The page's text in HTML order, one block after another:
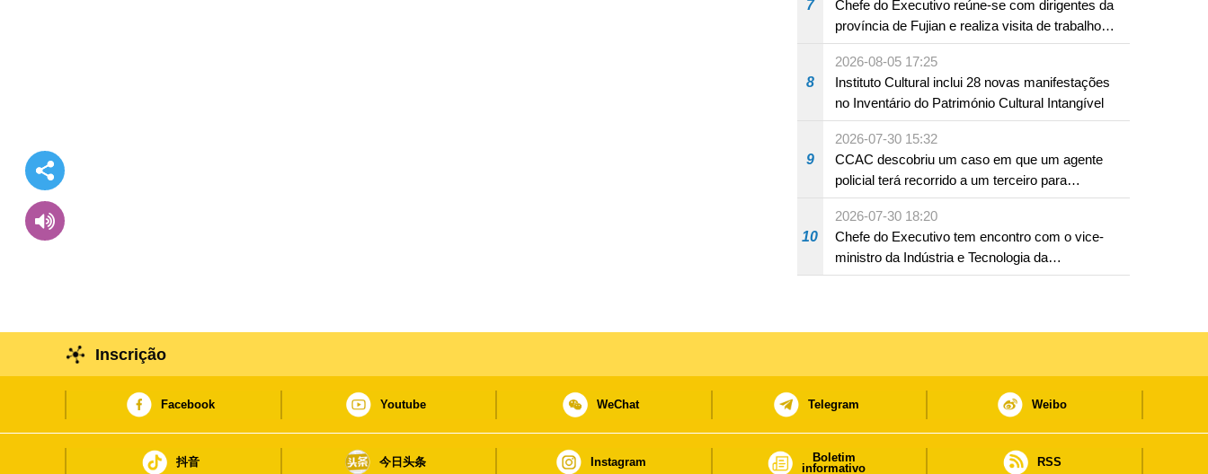
7
Chefe do Executivo reúne-se com dirigentes da
província de Fujian e realiza visita de trabalho
em Fuzhou
8
2026-08-05 17:25
Instituto Cultural inclui 28 novas manifestações
no Inventário do Património Cultural Intangível
9
2026-07-30 15:32
CCAC descobriu um caso em que um agente
policial terá recorrido a um terceiro para
assumir por si a culpa na sequência de uma
infracção rodoviária
10
2026-07-30 18:20
Chefe do Executivo tem encontro com o vice-
ministro da Indústria e Tecnologia da
Informação
Inscrição
Facebook Youtube WeChat Telegram Weibo
抖音 今日头条 Instagram
Boletim
informativo
RSS